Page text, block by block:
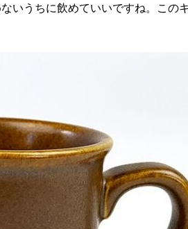
いうちに飲めていいですね。この